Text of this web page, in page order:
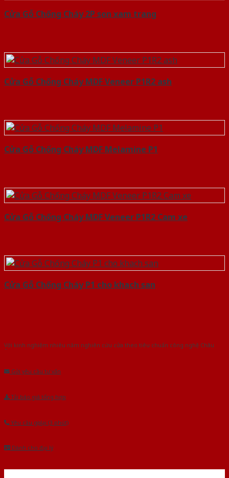
Cửa Gỗ Chống Cháy 2P son xam trang
Cửa Gỗ Chống Cháy MDF Veneer P1R2 ash
Cửa Gỗ Chống Cháy MDF Melamine P1
Cửa Gỗ Chống Cháy MDF Veneer P1R2 Cam xe
Cửa Gỗ Chống Cháy P1 cho khach san
Với kinh nghiệm nhiêu năm nghiên cứu cửa theo tiêu chuẩn công nghệ Châu
Gửi yêu cầu tư vấn
Tải báo giá tổng hợp
Yêu cầu gọi lại (3 phút)
Dành cho đại lý